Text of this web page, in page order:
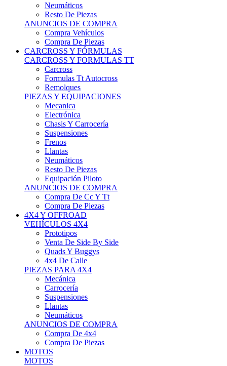
Resto De Piezas
ANUNCIOS DE COMPRA
Compra Vehículos
Compra De Piezas
CARCROSS Y FÓRMULAS
CARCROSS Y FORMULAS TT
Carcross
Formulas Tt Autocross
Remolques
PIEZAS Y EQUIPACIONES
Mecanica
Electrónica
Chasis Y Carrocería
Suspensiones
Frenos
Llantas
Neumáticos
Resto De Piezas
Equipación Piloto
ANUNCIOS DE COMPRA
Compra De Cc Y Tt
Compra De Piezas
4X4 Y OFFROAD
VEHÍCULOS 4X4
Prototipos
Venta De Side By Side
Quads Y Buggys
4x4 De Calle
PIEZAS PARA 4X4
Mecánica
Carrocería
Suspensiones
Llantas
Neumáticos
ANUNCIOS DE COMPRA
Compra De 4x4
Compra De Piezas
MOTOS
MOTOS
Motos De Circuito